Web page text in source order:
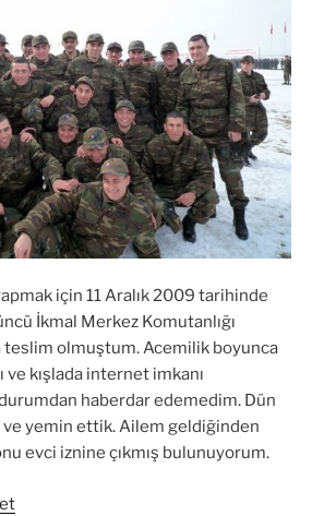
için 11 Aralık 2009 tarihinde
İkmal Merkez Komutanlığı
teslim olmuştum. Acemilik boyunca
ve kışlada internet imkanı
haberdar edemedim. Dün
yemin ettik. Ailem geldiğinden
evci iznine çıkmış bulunuyorum.
“Acemilik